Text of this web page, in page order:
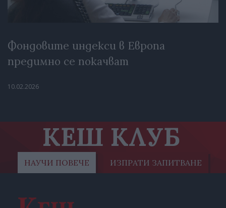
Фондовите индекси в Европа
предимно се покачват
10.02.2026
КЕШ КЛУБ
НАУЧИ ПОВЕЧЕ ИЗПРАТИ ЗАПИТВАНЕ